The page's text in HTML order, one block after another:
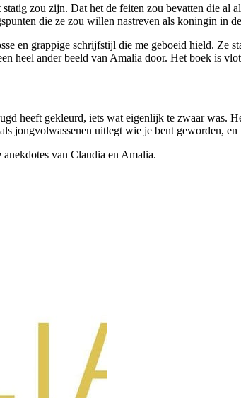
zou zijn. Dat het de feiten zou bevatten die
die ze zou willen nastreven als koningin in
en grappige schrijfstijl die me geboeid hield. Ze
heel ander beeld van Amalia door. Het boek is
heeft gekleurd, iets wat eigenlijk te zwaar was.
jongvolwassenen uitlegt wie je bent geworden, en
van Claudia en Amalia.